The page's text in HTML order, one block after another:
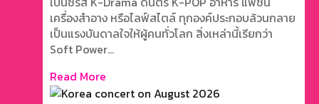
เครื่องสำอาง หรือไลฟ์สไตล์ ทุกองค์ประกอบล้วนกลาย
เป็นแรงบันดาลใจให้ผู้คนทั่วโลก สิ่งเหล่านี้เรียกว่า
Soft Power...
Read More